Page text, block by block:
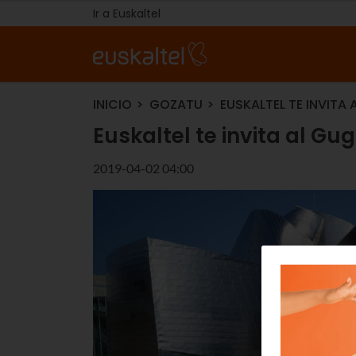
Ir a Euskaltel
INICIO GOZATU EUSKALTEL TE INVITA
Euskaltel te invita al
2019-04-02 04:00